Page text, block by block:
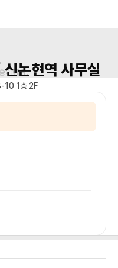
이에요.
신논현역 사무실
10 1층 2F